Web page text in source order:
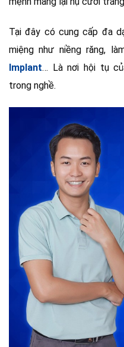
Tại đây có cung cấp đa
miệng như niềng răng,
Implant… Là nơi hội tụ
trong nghề.